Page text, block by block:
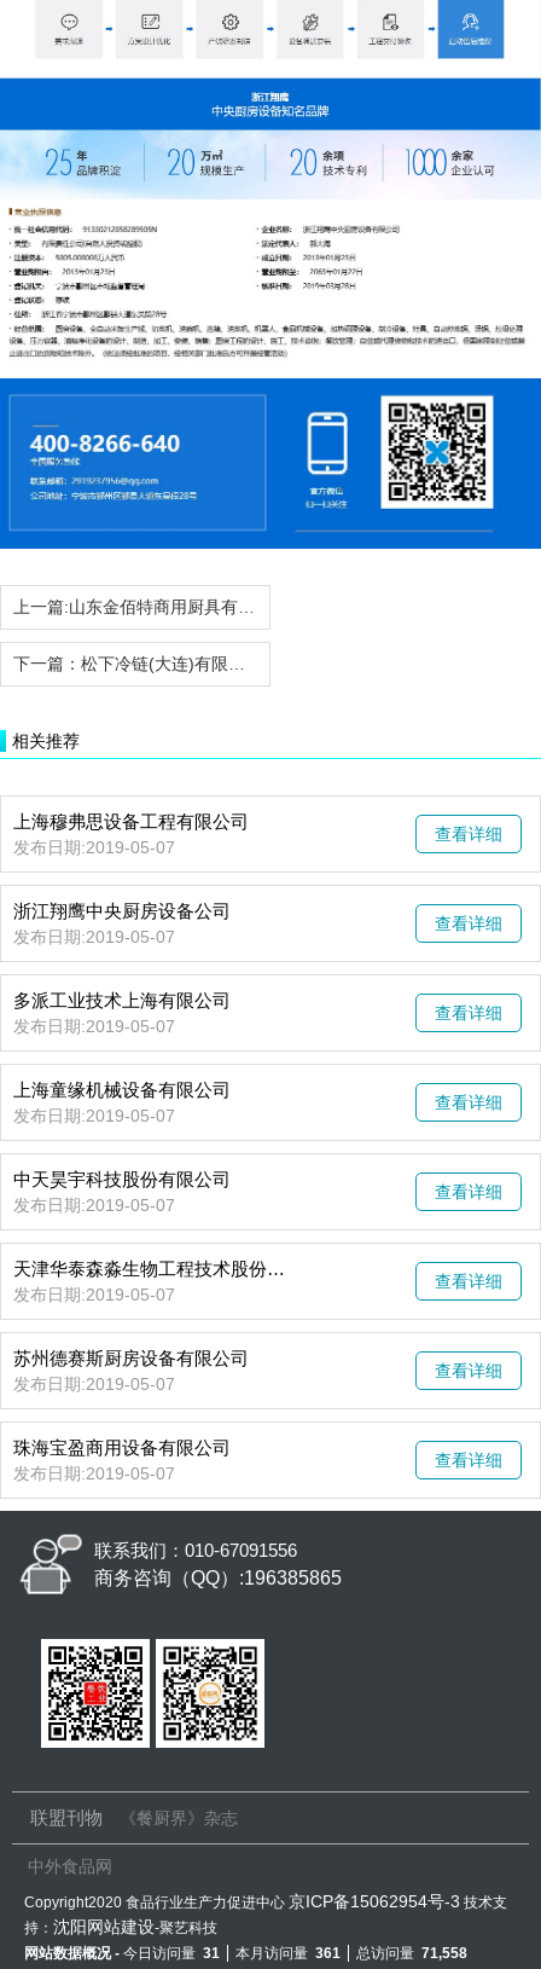
上一篇:山东金佰特商用厨具有限公司
下一篇： 松下冷链(大连)有限公司商用厨房设备事业部
相关推荐
上海穆弗思设备工程有限公司
发布日期:2019-05-07
查看详细
浙江翔鹰中央厨房设备公司
发布日期:2019-05-07
查看详细
多派工业技术上海有限公司
发布日期:2019-05-07
查看详细
上海童缘机械设备有限公司
发布日期:2019-05-07
查看详细
中天昊宇科技股份有限公司
发布日期:2019-05-07
查看详细
天津华泰森淼生物工程技术股份有限公司
发布日期:2019-05-07
查看详细
​苏州德赛斯厨房设备有限公司
发布日期:2019-05-07
查看详细
珠海宝盈商用设备有限公司
发布日期:2019-05-07
查看详细
联系我们：010-67091556
商务咨询（QQ）:196385865
联盟刊物 《餐厨界》杂志
中外食品网
Copyright2020 食品行业生产力促进中心 京ICP备15062954号-3 技术支
持： 沈阳网站建设-聚艺科技
网站数据概况 - 今日访问量 31 本月访问量 361 总访问量 71,558